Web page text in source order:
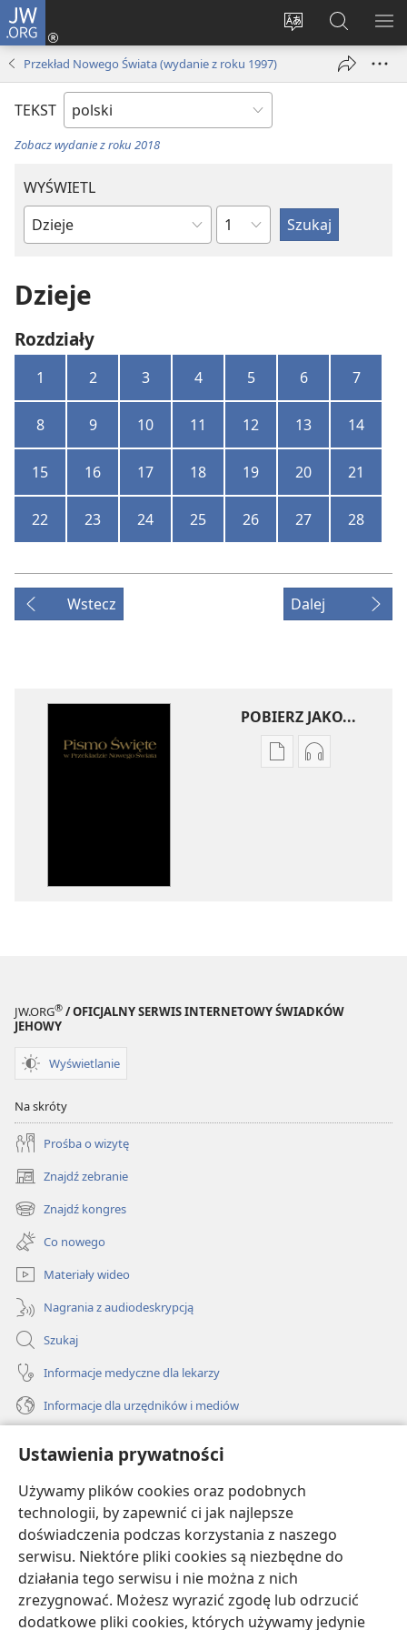
Ustawienia prywatności
Używamy plików cookies oraz podobnych
technologii, by zapewnić ci jak najlepsze
doświadczenia podczas korzystania z naszego
serwisu. Niektóre pliki cookies są niezbędne do
działania tego serwisu i nie można z nich
zrezygnować. Możesz wyrazić zgodę lub odrzucić
dodatkowe pliki cookies, których używamy jedynie
JW.ORG
Wybór
Logowanie
(opens
window)
Szukaj
na
JW.ORG
Przekład Nowego Świata (wydanie z roku 1997)
TEKST
Zobacz wydanie z roku 2018
WYŚWIETL
według
biblijnych
według
rozdziałów
Dzieje
Rozdziały
1 2 3 4 5 6 7
8 9 10 11 12 13 14
15 16 17 18 19 20 21
22 23 24 25 26 27 28
Wstecz Dalej
POBIERZ JAKO...
Ustawienia
z
Ustawienia
z
JW.ORG® / OFICJALNY SERWIS INTERNETOWY ŚWIADKÓW
JEHOWY
Wyświetlanie
Na skróty
Prośba o wizytę
Znajdź zebranie
(opens
new
window)
Znajdź kongres
(opens
new
window)
Co nowego
Materiały wideo
Nagrania z audiodeskrypcją
Szukaj
Informacje medyczne dla lekarzy
Informacje dla urzędników i mediów
Darowizny
(opens
new
window)BIBLIOTEKA INTERNETOWA Strażnicy
(opens
new
window)JW Hub
(opens
new
window)JW Library